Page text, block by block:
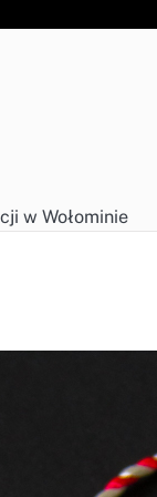
w Wołominie